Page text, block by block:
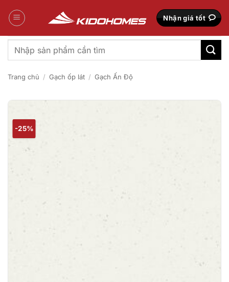
qua
Nhận giá tốt
Tìm
kiếm:
Trang chủ / Gạch ốp lát / Gạch Ấn Độ
-25%